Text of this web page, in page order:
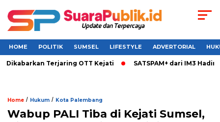
HOME POLITIK SUMSEL LIFESTYLE ADVERTORIAL
Terjaring OTT Kejati SATSPAM+ dari IM3
Home / Hukum / Kota Palembang
Wabup PALI Tiba di Kejati Sumsel,